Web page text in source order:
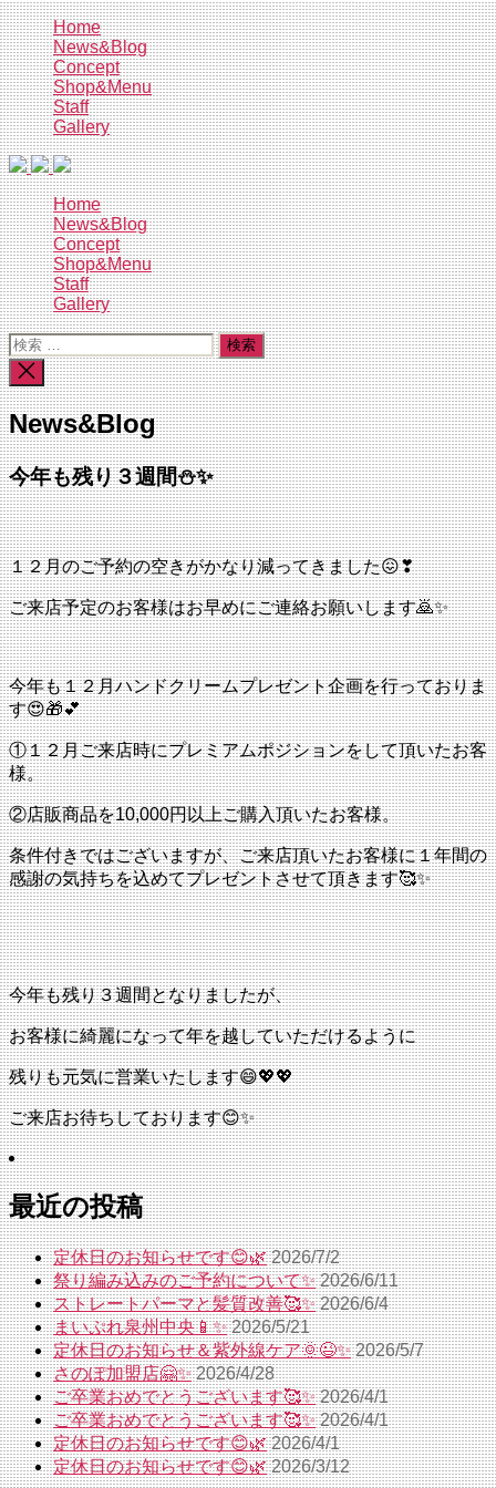
コ
ン
テ
ン
ツ
へ
ス
キ
ッ
プ
Home
News&Blog
Concept
Shop&Menu
Staff
Gallery
Home
News&Blog
Concept
Shop&Menu
Staff
Gallery
検
索
対
象:
検
索
を
閉
じ
る
News&Blog
今年も残り３週間⛄✨
１２月のご予約の空きがかなり減ってきました😖❣
ご来店予定のお客様はお早めにご連絡お願いします🙇✨
今年も１２月ハンドクリームプレゼント企画を行っておりま
す😍🎁💕
①１２月ご来店時にプレミアムポジションをして頂いたお客
様。
②店販商品を10,000円以上ご購入頂いたお客様。
条件付きではございますが、ご来店頂いたお客様に１年間の
感謝の気持ちを込めてプレゼントさせて頂きます🥰✨
今年も残り３週間となりましたが、
お客様に綺麗になって年を越していただけるように
残りも元気に営業いたします😄💖💖
ご来店お待ちしております😊✨
最近の投稿
定休日のお知らせです😊🌿 2026/7/2
祭り編み込みのご予約について✨ 2026/6/11
ストレートパーマと髪質改善🥰✨ 2026/6/4
まいぷれ泉州中央📱✨ 2026/5/21
定休日のお知らせ＆紫外線ケア🌞😉✨ 2026/5/7
さのぽ加盟店🤗✨ 2026/4/28
ご卒業おめでとうございます🥰✨ 2026/4/1
ご卒業おめでとうございます🥰✨ 2026/4/1
定休日のお知らせです😊🌿 2026/4/1
定休日のお知らせです😊🌿 2026/3/12